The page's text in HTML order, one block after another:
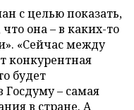
с целью показать,
она – в каких-то
«Сейчас между
конкурентная
будет
– самая
в стране. А